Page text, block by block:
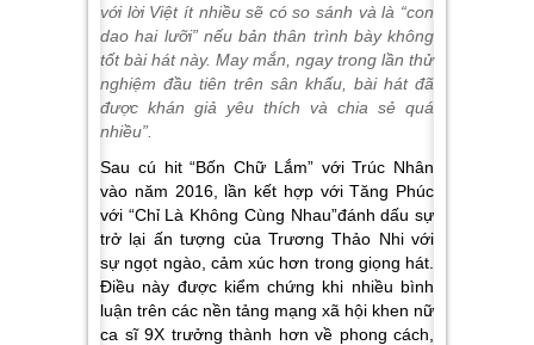
với lời Việt ít nhiều sẽ có so sánh và là “con
dao hai lưỡi” nếu bản thân trình bày không
tốt bài hát này. May mắn, ngay trong lần thử
nghiệm đầu tiên trên sân khấu, bài hát đã
được khán giả yêu thích và chia sẻ quá
nhiều”.
Sau cú hit “Bốn Chữ Lắm” với Trúc Nhân
vào năm 2016, lần kết hợp với Tăng Phúc
với “Chỉ Là Không Cùng Nhau”đánh dấu sự
trở lại ấn tượng của Trương Thảo Nhi với
sự ngọt ngào, cảm xúc hơn trong giọng hát.
Điều này được kiểm chứng khi nhiều bình
luận trên các nền tảng mạng xã hội khen nữ
ca sĩ 9X trưởng thành hơn về phong cách,